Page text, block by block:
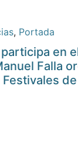
, Portada
en
Falla